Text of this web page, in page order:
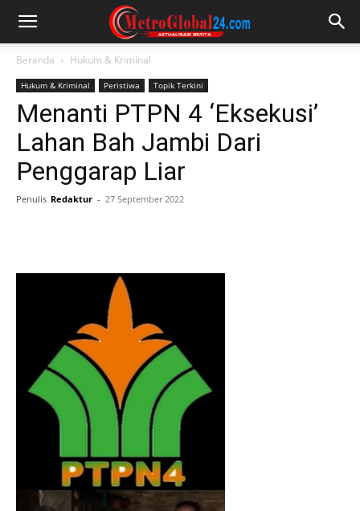
Beranda Hukum & Kriminal
Hukum & Kriminal Peristiwa Topik Terkini
Menanti PTPN 4 ‘Eksekusi’
Lahan Bah Jambi Dari
Penggarap Liar
Penulis Redaktur - 27 September 2022